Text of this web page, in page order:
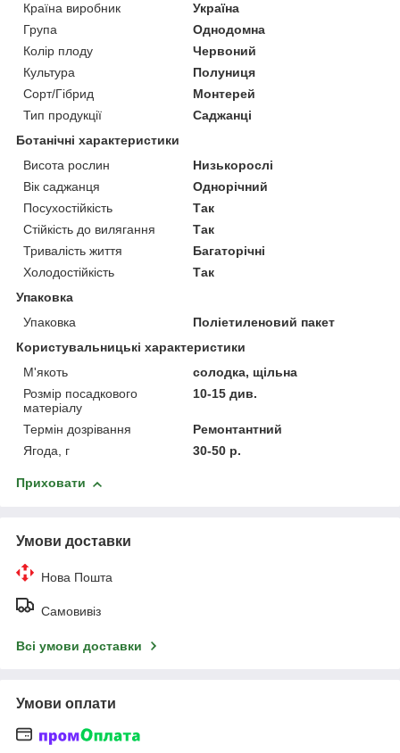
Країна виробник
Україна
Група
Однодомна
Колір плоду
Червоний
Культура
Полуниця
Сорт/Гібрид
Монтерей
Тип продукції
Саджанці
Ботанічні характеристики
Висота рослин
Низькорослі
Вік саджанця
Однорічний
Посухостійкість
Так
Стійкість до вилягання
Так
Тривалість життя
Багаторічні
Холодостійкість
Так
Упаковка
Упаковка
Поліетиленовий пакет
Користувальницькі характеристики
М'якоть
солодка, щільна
Розмір посадкового
матеріалу
10-15 див.
Термін дозрівання
Ремонтантний
Ягода, г
30-50 р.
Приховати
Умови доставки
Нова Пошта
Самовивіз
Всі умови доставки
Умови оплати